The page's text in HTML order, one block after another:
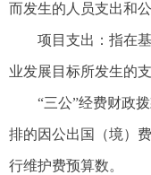
而发生的人员支出和公
项目支出：指在
业发展目标所发生的支
“三公”经费财政
排的因公出国（境）
行维护费预算数。